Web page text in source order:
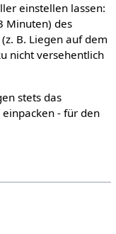
einstellen lassen:
Minuten) des
B. Liegen auf dem
nicht versehentlich
stets das
- für den